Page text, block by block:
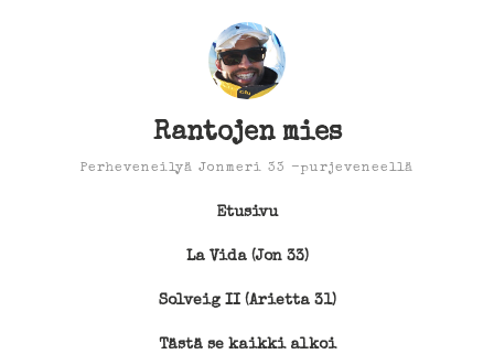
Rantojen mies
Perheveneilyä Jonmeri 33 -purjeveneellä
Etusivu
La Vida (Jon 33)
Solveig II (Arietta 31)
Tästä se kaikki alkoi